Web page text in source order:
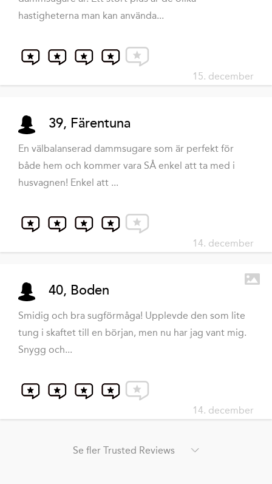
hastigheterna man kan använda...
15. december
39, Färentuna
En välbalanserad dammsugare som är perfekt för
både hem och kommer vara SÅ enkel att ta med i
husvagnen! Enkel att ...
14. december
40, Boden
Smidig och bra sugförmåga! Upplevde den som lite
tung i skaftet till en början, men nu har jag vant mig.
Snygg och...
14. december
Se fler Trusted Reviews